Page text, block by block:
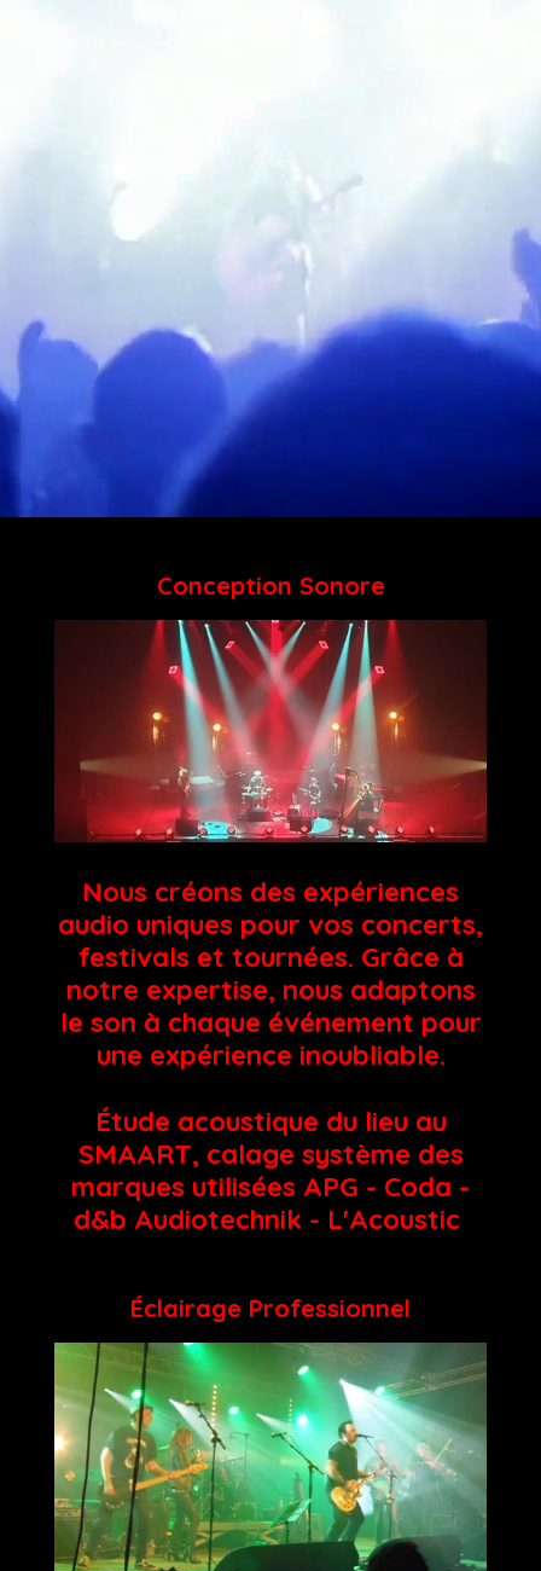
Conception Sonore
Nous créons des expériences
audio uniques pour vos concerts,
festivals et tournées. Grâce à
notre expertise, nous adaptons
le son à chaque événement pour
une expérience inoubliable.
Étude acoustique du lieu au
SMAART, calage système des
marques utilisées APG - Coda -
d&b Audiotechnik - L'Acoustic
Éclairage Professionnel